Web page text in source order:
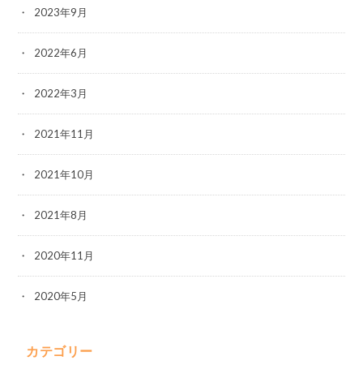
2023年9月
2022年6月
2022年3月
2021年11月
2021年10月
2021年8月
2020年11月
2020年5月
カテゴリー